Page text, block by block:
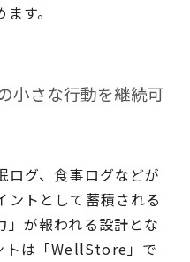
す。
小さな行動を継続可
ログ、食事ログなどが
ントとして蓄積される
」が報われる設計とな
トは「WellStore」で